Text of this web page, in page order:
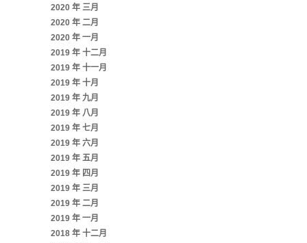
2020 年 三月
2020 年 二月
2020 年 一月
2019 年 十二月
2019 年 十一月
2019 年 十月
2019 年 九月
2019 年 八月
2019 年 七月
2019 年 六月
2019 年 五月
2019 年 四月
2019 年 三月
2019 年 二月
2019 年 一月
2018 年 十二月